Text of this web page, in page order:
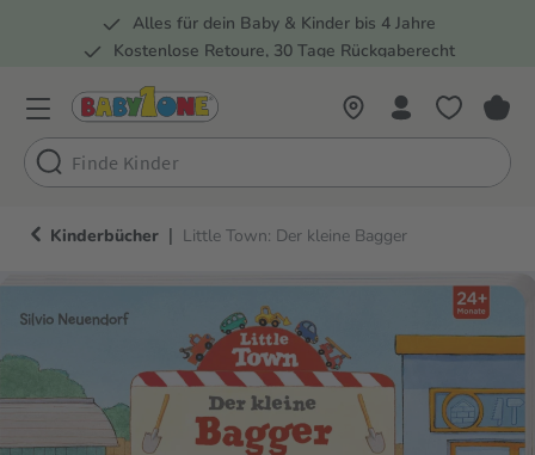
Zur Hauptnavigation springen
Alles für dein Baby & Kinder bis 4 Jahre
Kostenlose Retoure, 30 Tage Rückgaberecht
Kinderbücher | Little Town: Der kleine Bagger